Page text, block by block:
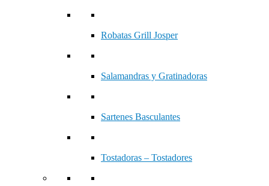
Robatas Grill Josper
Salamandras y Gratinadoras
Sartenes Basculantes
Tostadoras – Tostadores